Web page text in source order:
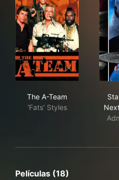
The A-Team
'Fats' Styles
Películas (18)